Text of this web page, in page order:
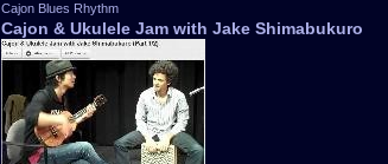
Cajon Blues Rhythm
Cajon & Ukulele Jam with Jake Shimabukuro